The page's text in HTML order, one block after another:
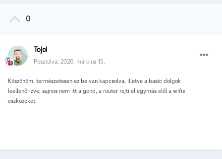
0
Tojci
Posztolva: 2020. március 15.
Köszönöm, természetesen ez be van kapcsolva, illetve a basic dolgok
leellenőrizve, sajnos nem itt a gond, a router rejti el egymás elől a wifis
eszközöket.